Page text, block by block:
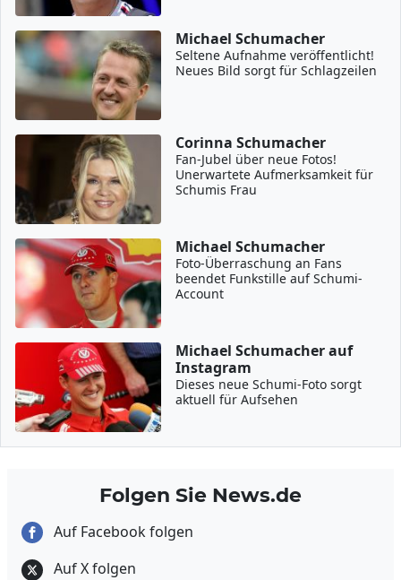
Michael Schumacher
Seltene Aufnahme veröffentlicht!
Neues Bild sorgt für Schlagzeilen
Corinna Schumacher
Fan-Jubel über neue Fotos!
Unerwartete Aufmerksamkeit für
Schumis Frau
Michael Schumacher
Foto-Überraschung an Fans
beendet Funkstille auf Schumi-
Account
Michael Schumacher auf
Instagram
Dieses neue Schumi-Foto sorgt
aktuell für Aufsehen
Folgen Sie News.de
Auf Facebook folgen
Auf X folgen